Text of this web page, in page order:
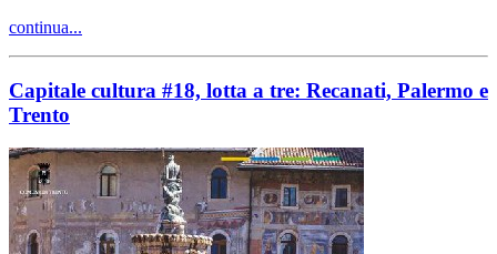
continua...
Capitale cultura #18, lotta a tre: Recanati, Palermo e
Trento